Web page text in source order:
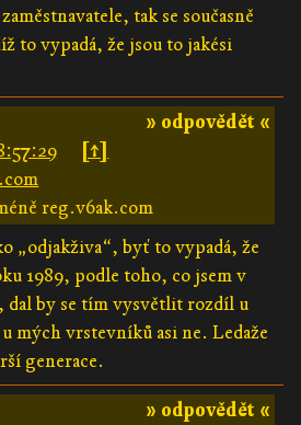
tak se současně
to vypadá, že jsou to jakési
» odpovědět «
[↑]
reg.v6ak.com
„odjakživa“, byť to vypadá, že
1989, podle toho, co jsem v
dal by se tím vysvětlit rozdíl u
mých vrstevníků asi ne. Ledaže
generace.
» odpovědět «